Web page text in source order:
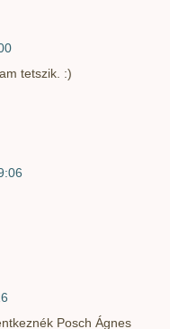
tetszik. :)
Posch Ágnes